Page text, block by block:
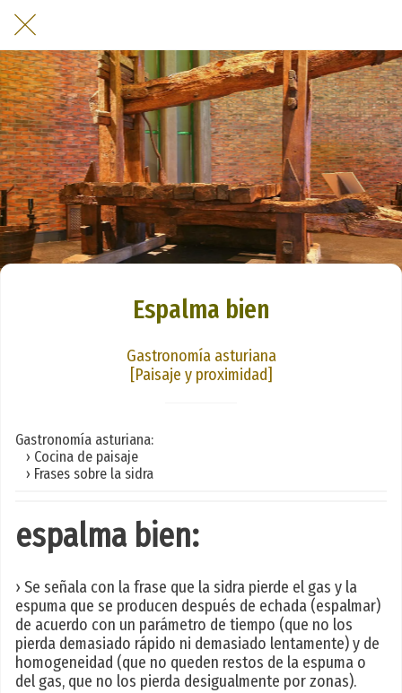
Espalma bien
Gastronomía asturiana
[Paisaje y proximidad]
Gastronomía asturiana:
› Cocina de paisaje
› Frases sobre la sidra
espalma bien:
› Se señala con la frase que la sidra pierde el gas y la
espuma que se producen después de echada (espalmar)
de acuerdo con un parámetro de tiempo (que no los
pierda demasiado rápido ni demasiado lentamente) y de
homogeneidad (que no queden restos de la espuma o
del gas, que no los pierda desigualmente por zonas).